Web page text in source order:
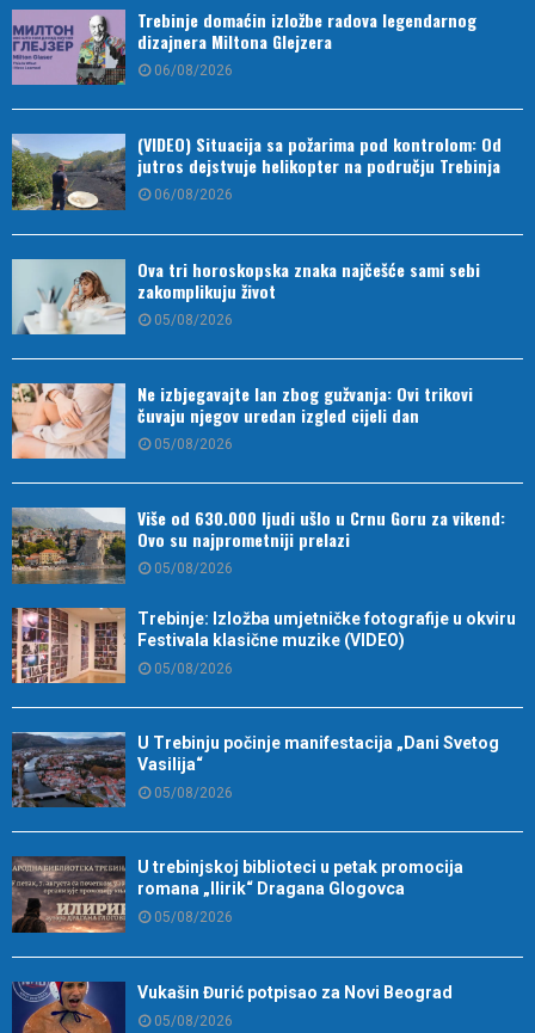
Trebinje domaćin izložbe radova legendarnog
dizajnera Miltona Glejzera
06/08/2026
(VIDEO) Situacija sa požarima pod kontrolom: Od
jutros dejstvuje helikopter na području Trebinja
06/08/2026
Ova tri horoskopska znaka najčešće sami sebi
zakomplikuju život
05/08/2026
Ne izbjegavajte lan zbog gužvanja: Ovi trikovi
čuvaju njegov uredan izgled cijeli dan
05/08/2026
Više od 630.000 ljudi ušlo u Crnu Goru za vikend:
Ovo su najprometniji prelazi
05/08/2026
Trebinje: Izložba umjetničke fotografije u okviru
Festivala klasične muzike (VIDEO)
05/08/2026
U Trebinju počinje manifestacija „Dani Svetog
Vasilija“
05/08/2026
U trebinjskoj biblioteci u petak promocija
romana „Ilirik“ Dragana Glogovca
05/08/2026
Vukašin Đurić potpisao za Novi Beograd
05/08/2026